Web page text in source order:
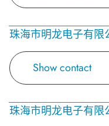
珠海市明龙电子有限
Show contact
珠海市明龙电子有限